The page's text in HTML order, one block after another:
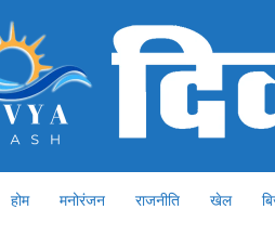
होम मनोरंजन राजनीति खेल